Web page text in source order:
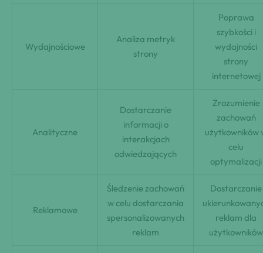
Wydajnościowe
Analiza metryk
strony
Poprawa
szybkości i
wydajności
strony
internetowej
Analityczne
Dostarczanie
informacji o
interakcjach
odwiedzających
Zrozumienie
zachowań
użytkowników
celu
optymalizacji
Reklamowe
Śledzenie zachowań
w celu dostarczania
spersonalizowanych
reklam
Dostarczanie
reklam dla
użytkowników